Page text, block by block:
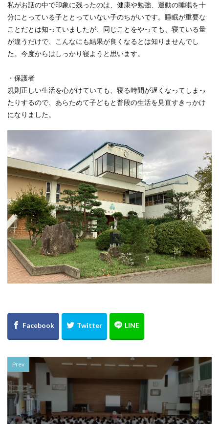
私がお話の中で印象に残ったのは、健康や勉強、運動の睡眠を十
分にとっている子ととっていない子のちがいです。睡眠が重要な
ことだとは知っていましたが、同じことをやっても、寝ている量
が違うだけで、こんなにも結果が良くなるとは知りませんでし
た。今度からはしっかり寝ようと思います。
・保護者
規則正しい生活を心がけていても、寝る時間が遅くなってしまっ
たりするので、あらためて子どもと普段の生活を見直すきっかけ
になりました。
Prev